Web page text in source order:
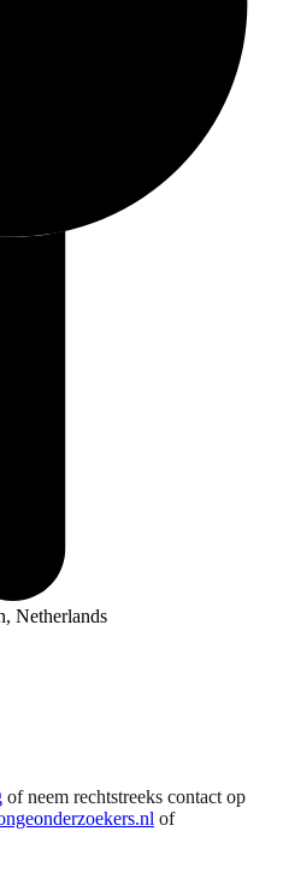
Netherlands
of neem rechtstreeks contact op
of